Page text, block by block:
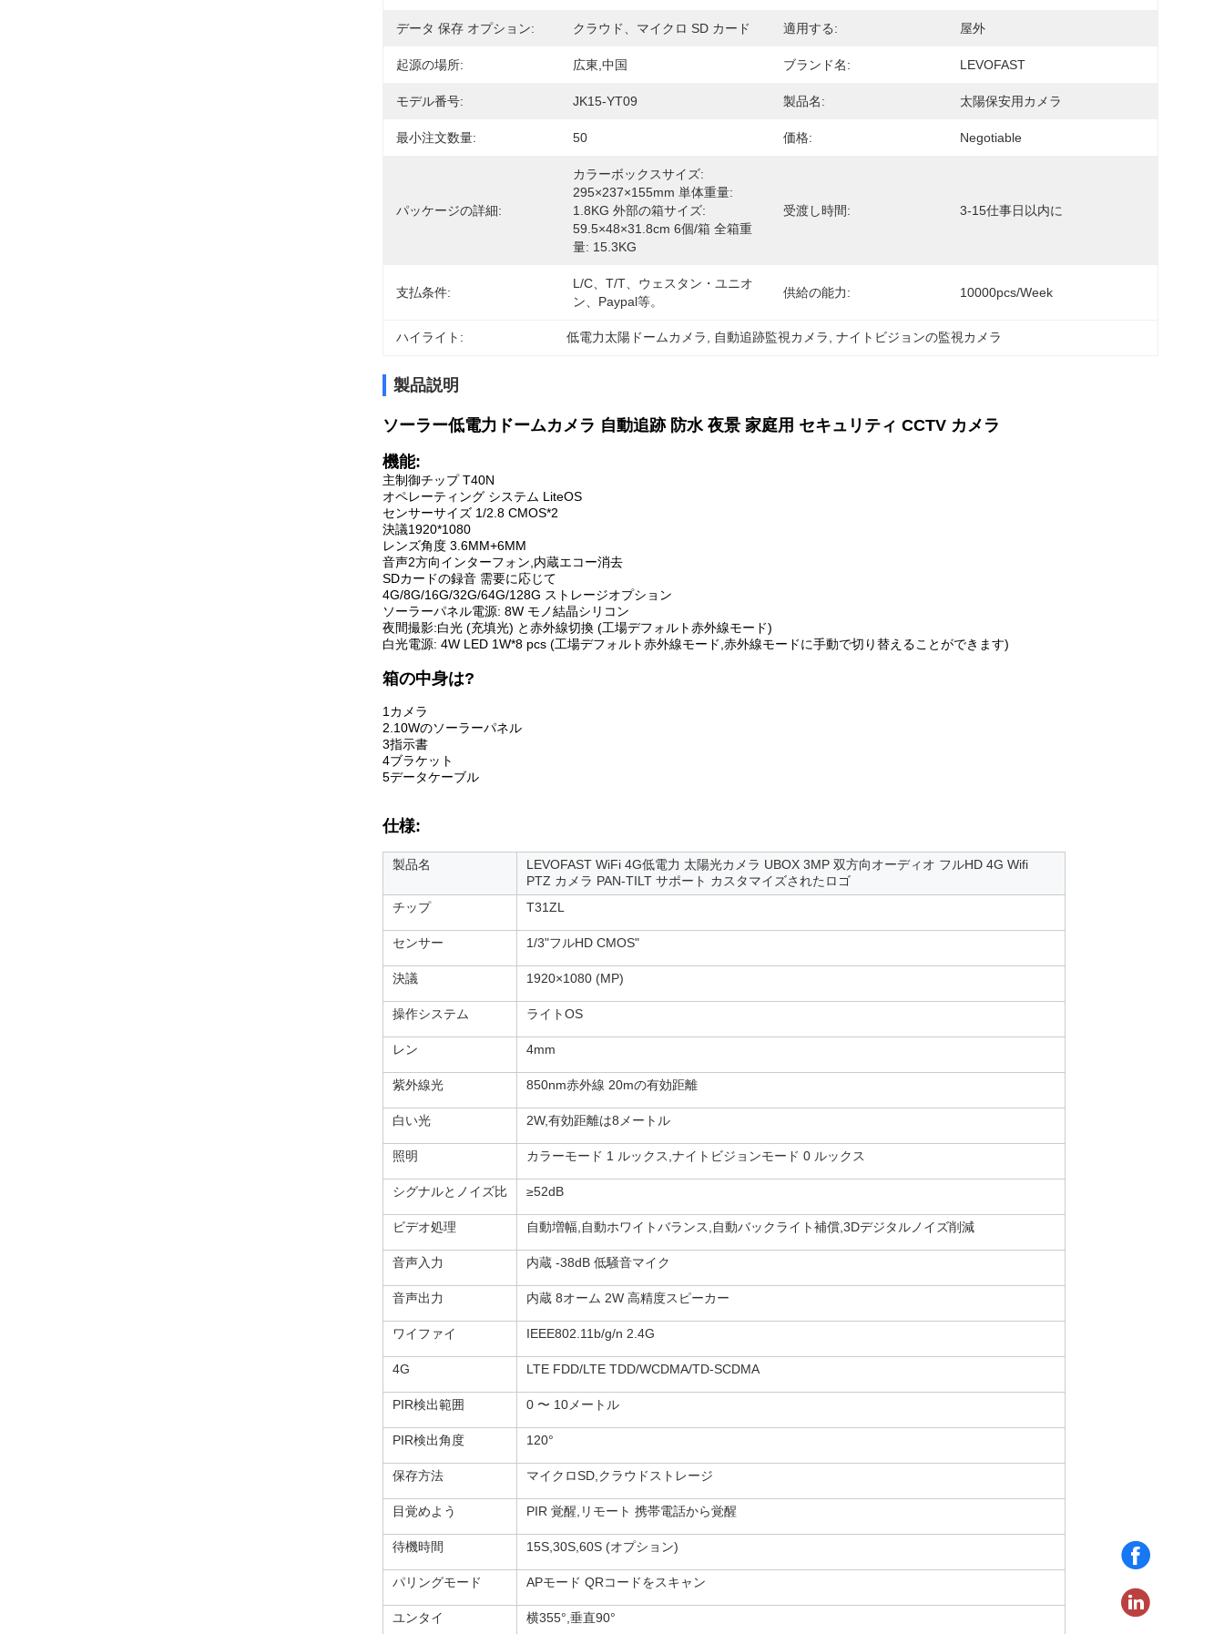
データ 保存 オプション: クラウド、マイクロ SD カード 適用する: 屋外
起源の場所: 広東,中国 ブランド名: LEVOFAST
モデル番号: JK15-YT09 製品名: 太陽保安用カメラ
最小注文数量: 50 価格: Negotiable
パッケージの詳細:
カラーボックスサイズ:
295×237×155mm 単体重量:
1.8KG 外部の箱サイズ:
59.5×48×31.8cm 6個/箱 全箱重
量: 15.3KG
受渡し時間: 3-15仕事日以内に
支払条件:
L/C、T/T、ウェスタン・ユニオ
ン、Paypal等。
供給の能力: 10000pcs/week
ハイライト: 低電力太陽ドームカメラ 自動追跡監視カメラ , ナイトビジョンの監視カメラ
製品説明
ソーラー低電力ドームカメラ 自動追跡 防水 夜景 家庭用 セキュリティ CCTV カメラ
機能:
主制御チップ T40N
オペレーティング システム LiteOS
センサーサイズ 1/2.8 CMOS*2
決議1920*1080
レンズ角度 3.6MM+6MM
音声2方向インターフォン,内蔵エコー消去
SDカードの録音 需要に応じて
4G/8G/16G/32G/64G/128G ストレージオプション
ソーラーパネル電源: 8W モノ結晶シリコン
夜間撮影:白光 (充填光) と赤外線切換 (工場デフォルト赤外線モード)
白光電源: 4W LED 1W*8 pcs (工場デフォルト赤外線モード,赤外線モードに手動で切り替えることができます)
箱の中身は?
1カメラ
2.10Wのソーラーパネル
3指示書
4ブラケット
5データケーブル
仕様:
製品名
LEVOFAST WiFi 4G低電力 太陽光カメラ UBOX 3MP 双方向オーディオ フルHD 4G Wifi
PTZ カメラ PAN-TILT サポート カスタマイズされたロゴ
チップ
T31ZL
センサー 1/3"フルHD CMOS"
決議 1920×1080 (MP)
操作システム ライトOS
レン 4mm
紫外線光 850nm赤外線 20mの有効距離
白い光 2W,有効距離は8メートル
照明 カラーモード 1 ルックス,ナイトビジョンモード 0 ルックス
シグナルとノイズ比 ≥52dB
ビデオ処理 自動増幅,自動ホワイトバランス,自動バックライト補償,3Dデジタルノイズ削減
音声入力 内蔵 -38dB 低騒音マイク
音声出力 内蔵 8オーム 2W 高精度スピーカー
ワイファイ IEEE802.11b/g/n 2.4G
4G LTE FDD/LTE TDD/WCDMA/TD-SCDMA
PIR検出範囲 0 〜 10メートル
PIR検出角度 120°
保存方法 マイクロSD,クラウドストレージ
目覚めよう PIR 覚醒,リモート 携帯電話から覚醒
待機時間 15S,30S,60S (オプション)
パリングモード APモード QRコードをスキャン
ユンタイ 横355°,垂直90°